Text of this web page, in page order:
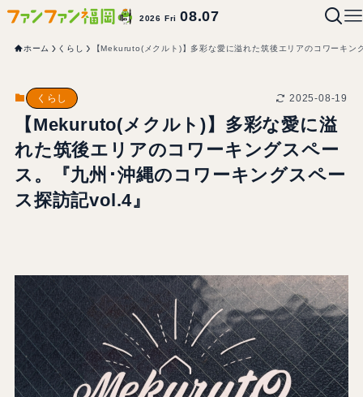
2026 Fri08.07
ホーム くらし 【Mekuruto(メクルト)】多彩な愛に溢れた筑後エリアのコワーキ
くらし 2025-08-19
【Mekuruto(メクルト)】多彩な愛に溢
れた筑後エリアのコワーキングスペー
ス。『九州･沖縄のコワーキングスペー
ス探訪記vol.4』